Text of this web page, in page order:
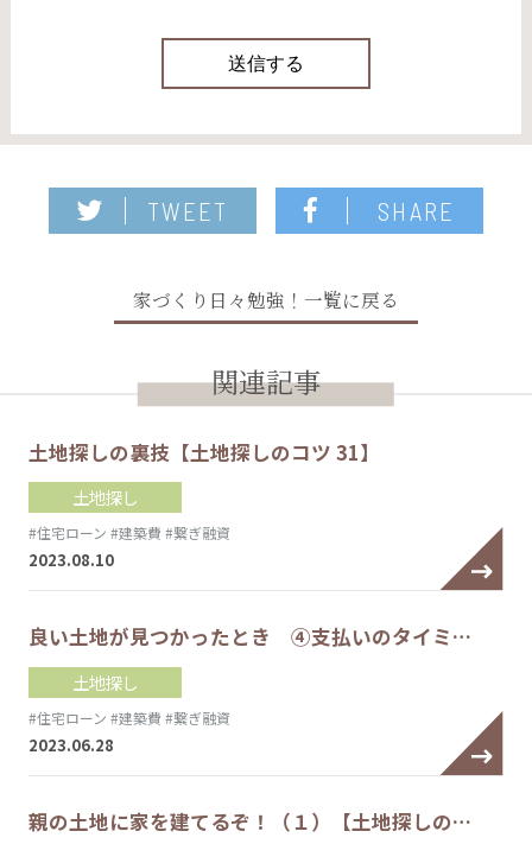
TWEET SHARE
家づくり日々勉強！一覧に戻る
関連記事
土地探しの裏技【土地探しのコツ 31】
土地探し
#住宅ローン #建築費 #繋ぎ融資
2023.08.10
良い土地が見つかったとき ④支払いのタイミ…
土地探し
#住宅ローン #建築費 #繋ぎ融資
2023.06.28
親の土地に家を建てるぞ！（１）【土地探しの…